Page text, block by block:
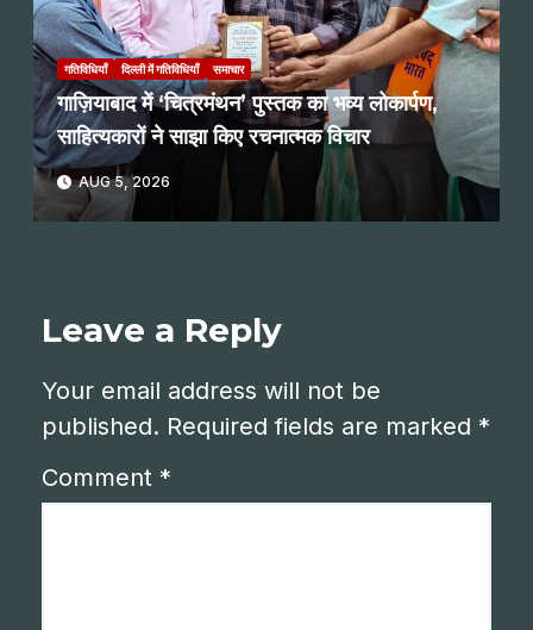
गतिविधियाँ दिल्ली में गतिविधियाँ समाचार
गाज़ियाबाद में ‘चित्रमंथन’ पुस्तक का भव्य लोकार्पण,
साहित्यकारों ने साझा किए रचनात्मक विचार
AUG 5, 2026
Leave a Reply
Your email address will not be
published. Required fields are marked *
Comment *